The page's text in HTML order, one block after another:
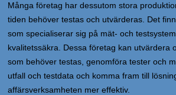
Många företag har dessutom stora
tiden behöver testas och utvärderas. Det
som specialiserar sig på mät- och
kvalitetssäkra. Dessa företag kan utvärdera
som behöver testas, genomföra tester och
utfall och testdata och komma fram till
affärsverksamheten mer effektiv.